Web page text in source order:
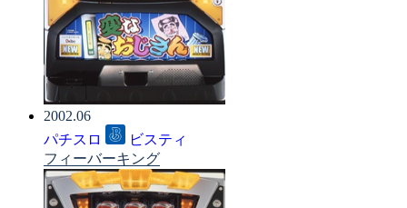
2002.06
パチスロ
ビスティ
フィーバーキング